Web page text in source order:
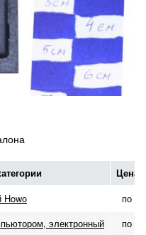
Цена
Howo
по
электронный
по